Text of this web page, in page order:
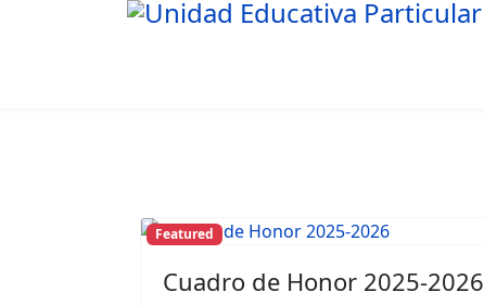
Featured
Cuadro de Honor 2025-2026